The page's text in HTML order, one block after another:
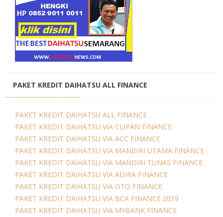
PAKET KREDIT DAIHATSU ALL FINANCE
PAKET KREDIT DAIHATSU ALL FINANCE
PAKET KREDIT DAIHATSU VIA CLIPAN FINANCE
PAKET KREDIT DAIHATSU VIA ACC FINANCE
PAKET KREDIT DAIHATSU VIA MANDIRI UTAMA FINANCE
PAKET KREDIT DAIHATSU VIA MANDIRI TUNAS FINANCE
PAKET KREDIT DAIHATSU VIA ADIRA FINANCE
PAKET KREDIT DAIHATSU VIA OTO FINANCE
PAKET KREDIT DAIHATSU VIA BCA FINANCE 2019
PAKET KREDIT DAIHATSU VIA MYBANK FINANCE